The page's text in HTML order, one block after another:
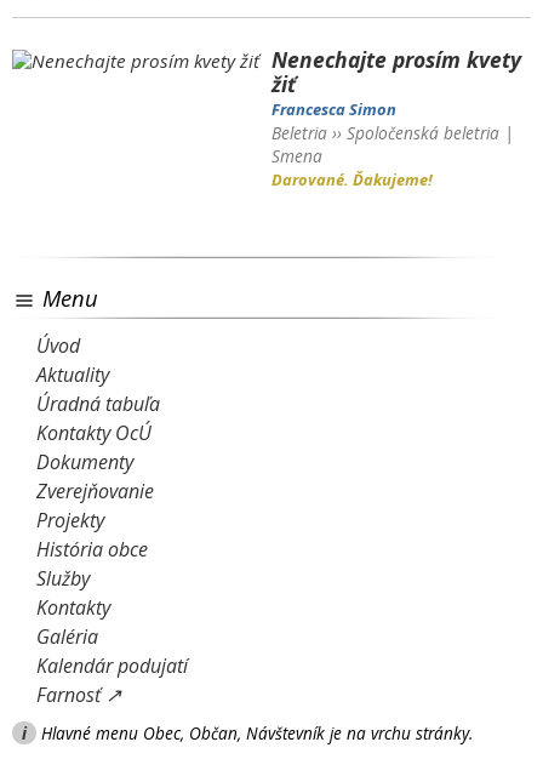
Nenechajte prosím kvety
žiť
Francesca Simon
Beletria ›› Spoločenská beletria |
Smena
Darované. Ďakujeme!
Menu
Úvod
Aktuality
Úradná tabuľa
Kontakty OcÚ
Dokumenty
Zverejňovanie
Projekty
História obce
Služby
Kontakty
Galéria
Kalendár podujatí
Farnosť ↗
i Hlavné menu Obec, Občan, Návštevník je na vrchu stránky.